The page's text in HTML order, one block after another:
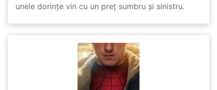
unele dorințe vin cu un preț sumbru și sinistru.